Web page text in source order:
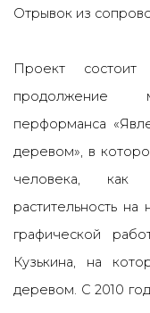
Отрывок из
Проект
продолжение
перформанса
деревом», в
человека, как
растительность
графической
Кузькина, на
деревом. С 2010